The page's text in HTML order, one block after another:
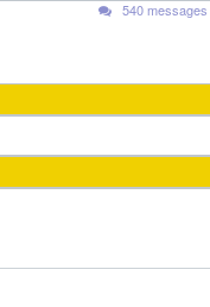
540 messages